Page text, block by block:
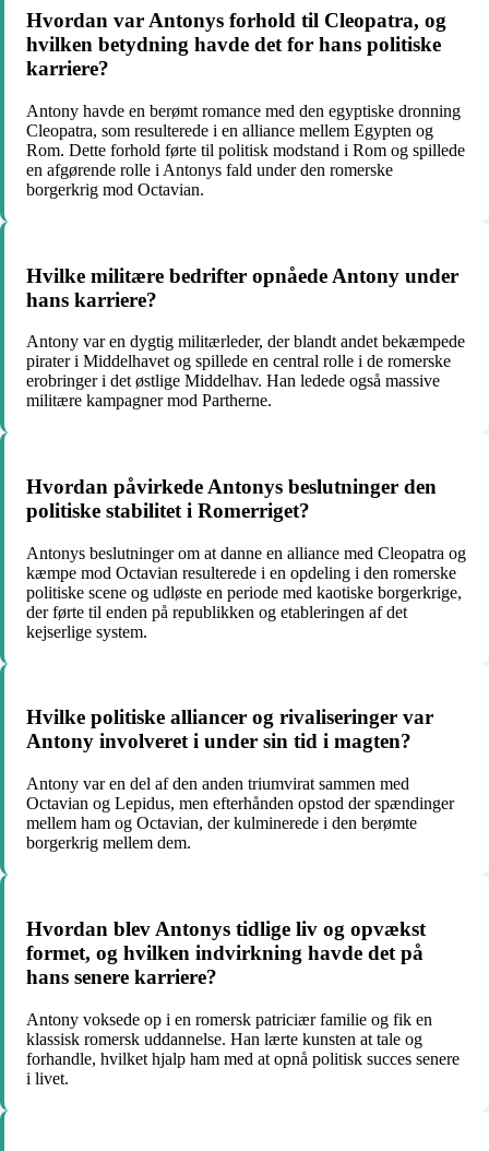
Hvordan var Antonys forhold til Cleopatra, og
hvilken betydning havde det for hans politiske
karriere?
Antony havde en berømt romance med den egyptiske dronning
Cleopatra, som resulterede i en alliance mellem Egypten og
Rom. Dette forhold førte til politisk modstand i Rom og spillede
en afgørende rolle i Antonys fald under den romerske
borgerkrig mod Octavian.
Hvilke militære bedrifter opnåede Antony under
hans karriere?
Antony var en dygtig militærleder, der blandt andet bekæmpede
pirater i Middelhavet og spillede en central rolle i de romerske
erobringer i det østlige Middelhav. Han ledede også massive
militære kampagner mod Partherne.
Hvordan påvirkede Antonys beslutninger den
politiske stabilitet i Romerriget?
Antonys beslutninger om at danne en alliance med Cleopatra og
kæmpe mod Octavian resulterede i en opdeling i den romerske
politiske scene og udløste en periode med kaotiske borgerkrige,
der førte til enden på republikken og etableringen af det
kejserlige system.
Hvilke politiske alliancer og rivaliseringer var
Antony involveret i under sin tid i magten?
Antony var en del af den anden triumvirat sammen med
Octavian og Lepidus, men efterhånden opstod der spændinger
mellem ham og Octavian, der kulminerede i den berømte
borgerkrig mellem dem.
Hvordan blev Antonys tidlige liv og opvækst
formet, og hvilken indvirkning havde det på
hans senere karriere?
Antony voksede op i en romersk patriciær familie og fik en
klassisk romersk uddannelse. Han lærte kunsten at tale og
forhandle, hvilket hjalp ham med at opnå politisk succes senere
i livet.